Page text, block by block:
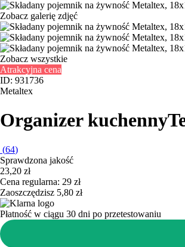
Zobacz galerię zdjęć
Zobacz wszystkie
Atrakcyjna cena
ID: 931736
Metaltex
Organizer kuchenny
(64)
Sprawdzona jakość
23,20 zł
Cena regularna: 29 zł
Zaoszczędzisz 5,80 zł
Płatność w ciągu 30 dni po przetestowaniu